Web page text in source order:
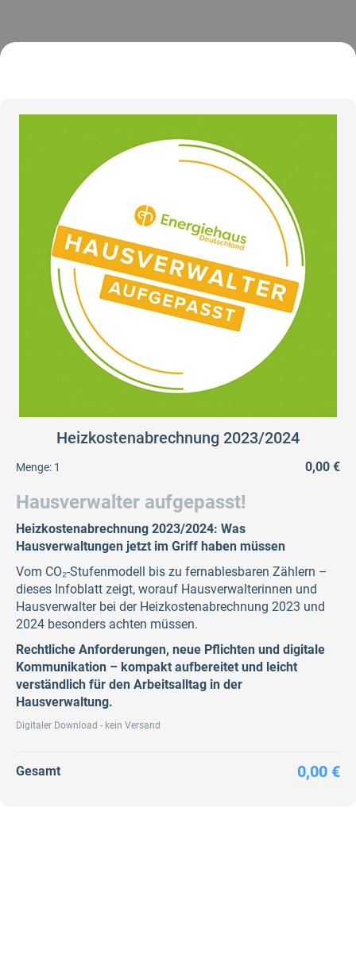
Heizkostenabrechnung 2023/2024
Menge: 1 0,00 €
Hausverwalter aufgepasst!
Heizkostenabrechnung 2023/2024: Was
Hausverwaltungen jetzt im Griff haben müssen
Vom CO₂-Stufenmodell bis zu fernablesbaren Zählern –
dieses Infoblatt zeigt, worauf Hausverwalterinnen und
Hausverwalter bei der Heizkostenabrechnung 2023 und
2024 besonders achten müssen.
Rechtliche Anforderungen, neue Pflichten und digitale
Kommunikation – kompakt aufbereitet und leicht
verständlich für den Arbeitsalltag in der
Hausverwaltung.
Digitaler Download - kein Versand
Gesamt 0,00 €